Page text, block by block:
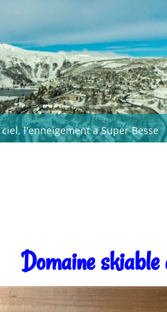
l'enneigement a Super Besse
Domaine